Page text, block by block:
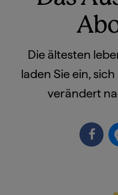
Die ältesten
laden Sie ein,
verändert